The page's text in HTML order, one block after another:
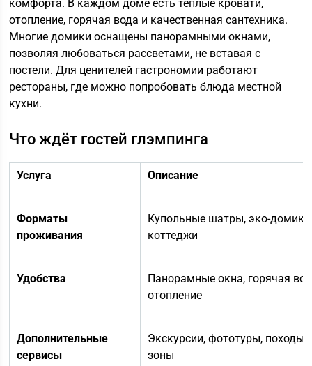
комфорта. В каждом доме есть тёплые кровати,
отопление, горячая вода и качественная сантехника.
Многие домики оснащены панорамными окнами,
позволяя любоваться рассветами, не вставая с
постели. Для ценителей гастрономии работают
рестораны, где можно попробовать блюда местной
кухни.
Что ждёт гостей глэмпинга
Услуга Описание
Форматы
проживания
Купольные шатры, эко-
коттеджи
Удобства
Панорамные окна, горячая
отопление
Дополнительные
сервисы
Экскурсии, фототуры, походы,
зоны